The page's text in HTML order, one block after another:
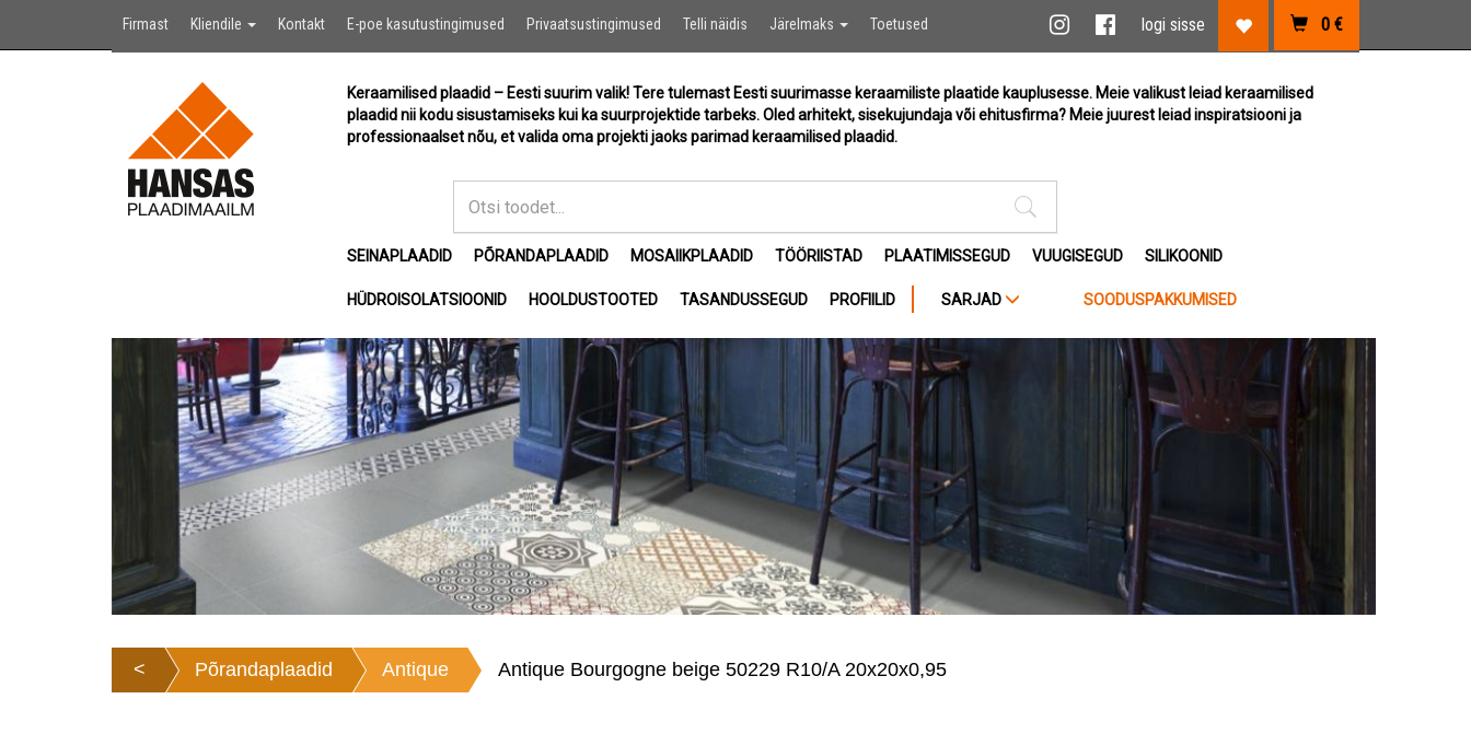
Firmast Kliendile Kontakt E-poe kasutustingimused Privaatsustingimused Telli näidis Järelmaks Toetused 0 €
Lemmikute link
logi sisse
Facebook link
Instagram link
Keraamilised plaadid – Eesti suurim valik! Tere tulemast Eesti suurimasse keraamiliste plaatide kauplusesse. Meie valikust leiad keraamilised
plaadid nii kodu sisustamiseks kui ka suurprojektide tarbeks. Oled arhitekt, sisekujundaja või ehitusfirma? Meie juurest leiad inspiratsiooni ja
professionaalset nõu, et valida oma projekti jaoks parimad keraamilised plaadid.
SEINAPLAADID PÕRANDAPLAADID MOSAIIKPLAADID TÖÖRIISTAD PLAATIMISSEGUD VUUGISEGUD SILIKOONID
HÜDROISOLATSIOONID HOOLDUSTOOTED TASANDUSSEGUD PROFIILID SOODUSPAKKUMISED
SARJAD
< Põrandaplaadid Antique Antique Bourgogne beige 50229 R10/A 20x20x0,95